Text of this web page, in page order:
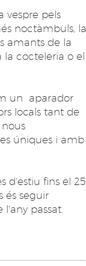
vespre pels
noctàmbuls, la
amants de la
la cocteleria o el
un aparador
locals tant de
úniques i amb
d'estiu fins el 25
és seguir
l'any passat.